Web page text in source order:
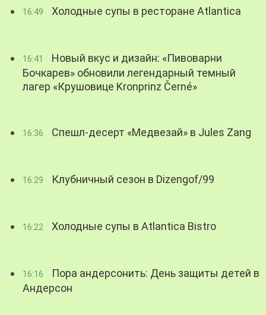
16:49 Холодные супы в ресторане Atlantica
16:41
Новый вкус и дизайн: «Пивоварни
Бочкарев» обновили легендарный темный
лагер «Крушовице Kronprinz Černé»
16:36 Спешл-десерт «Медвезай» в Jules Zang
16:29 Клубничный сезон в Dizengof/99
16:22 Холодные супы в Atlantica Bistro
16:16
Пора андерсонить: День защиты детей в
Андерсон